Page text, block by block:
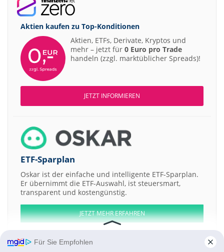
Aktien kaufen zu Top-Konditionen
Aktien, ETFs, Derivate, Kryptos und
mehr – jetzt für 0 Euro pro Trade
handeln (zzgl. marktüblicher Spreads)!
JETZT INFORMIEREN
ETF-Sparplan
Oskar ist der einfache und intelligente ETF-Sparplan.
Er übernimmt die ETF-Auswahl, ist steuersmart,
transparent und kostengünstig.
JETZT MEHR ERFAHREN
Für Sie Empfohlen